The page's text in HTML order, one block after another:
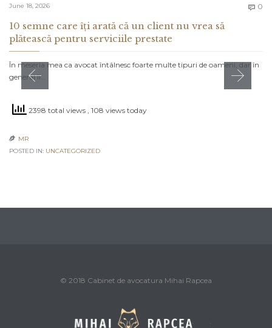
June 18, 2026  0
10 semne care îți arată că un client nu vrea să
plătească pentru serviciile prestate
În meseria mea ca avocat întâlnesc foarte multe tipuri de oameni, dar în
general îi…
2398 total views , 108 views today
 MR
POSTED IN: UNCATEGORIZED
© 2018 Cabinet de avocatura Mihai Rapcea